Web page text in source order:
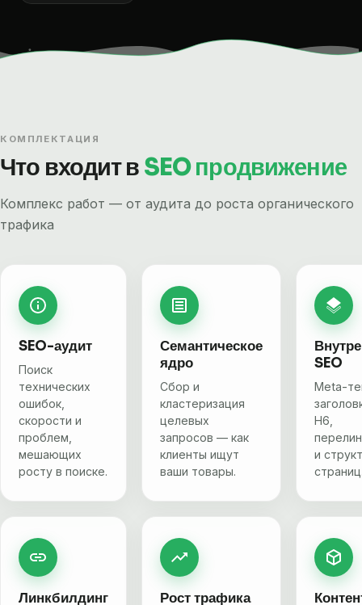
КОМПЛЕКТАЦИЯ
Что входит вSEO продвижение
Комплекс работ — от аудита до роста органического
трафика
SEO-аудит
Поиск
технических
ошибок,
скорости и
проблем,
мешающих
росту в поиске.
Семантическое
ядро
Сбор и
кластеризация
целевых
запросов — как
клиенты ищут
ваши товары.
SEO
Meta-
H6,
и
Линкбилдинг Рост трафика